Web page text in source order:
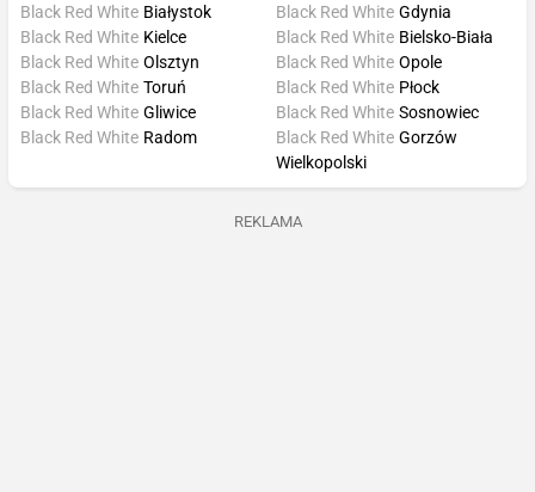
Black Red White Białystok
Black Red White Kielce
Black Red White Gdynia
Black Red White Bielsko-Biała
Black Red White Olsztyn
Black Red White Toruń
Black Red White Gliwice
Black Red White Radom
Black Red White Opole
Black Red White Płock
Black Red White Sosnowiec
Black Red White Gorzów
Wielkopolski
REKLAMA